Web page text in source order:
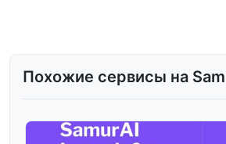
Похожие сервисы на